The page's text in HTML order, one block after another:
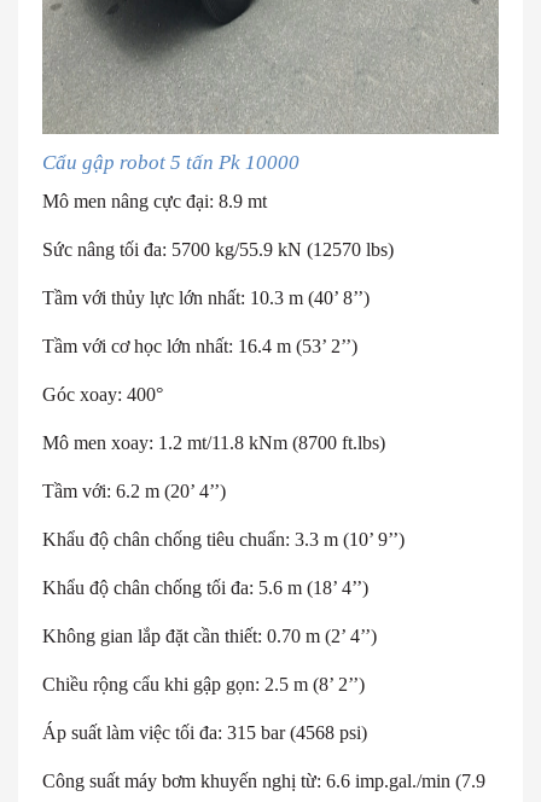
Cẩu gập robot 5 tấn Pk 10000
Mô men nâng cực đại: 8.9 mt
Sức nâng tối đa: 5700 kg/55.9 kN (12570 lbs)
Tầm với thủy lực lớn nhất: 10.3 m (40’ 8’’)
Tầm với cơ học lớn nhất: 16.4 m (53’ 2’’)
Góc xoay: 400°
Mô men xoay: 1.2 mt/11.8 kNm (8700 ft.lbs)
Tầm với: 6.2 m (20’ 4’’)
Khẩu độ chân chống tiêu chuẩn: 3.3 m (10’ 9’’)
Khẩu độ chân chống tối đa: 5.6 m (18’ 4’’)
Không gian lắp đặt cần thiết: 0.70 m (2’ 4’’)
Chiều rộng cẩu khi gập gọn: 2.5 m (8’ 2’’)
Áp suất làm việc tối đa: 315 bar (4568 psi)
Công suất máy bơm khuyến nghị từ: 6.6 imp.gal./min (7.9